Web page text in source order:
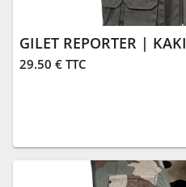
GILET REPORTER | KAKI
29.50 € TTC